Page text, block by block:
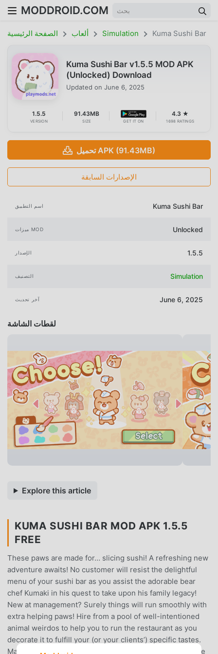
MODDROID.COM
الصفحة الرئيسية ألعاب Simulation Kuma Sushi Bar
Kuma Sushi Bar v1.5.5 MOD APK
(Unlocked) Download
Updated on June 6, 2025
1.5.5
VERSION
91.43MB
SIZE GET IT ON
4.3 ★
1698 RATINGS
تحميل APK (91.43MB)
الإصدارات السابقة
اسم التطبيق Kuma Sushi Bar
ميزات MOD Unlocked
الإصدار 1.5.5
التصنيف Simulation
آخر تحديث June 6, 2025
لقطات الشاشة
Explore this article
KUMA SUSHI BAR MOD APK 1.5.5
FREE
These paws are made for… slicing sushi! A refreshing new
adventure awaits! No customer will resist the delightful
menu of your sushi bar as you assist the adorable bear
chef Kumaki in his quest to take upon his family legacy!
New at management? Surely things will run smoothly with
extra helping paws! Hire from a pool of well-intentioned
animal weirdos to help you to run the restaurant as you
decorate it to fulfill your (or your clients’) specific tastes.
Maki this café into your home! Practice makes perfect! Be